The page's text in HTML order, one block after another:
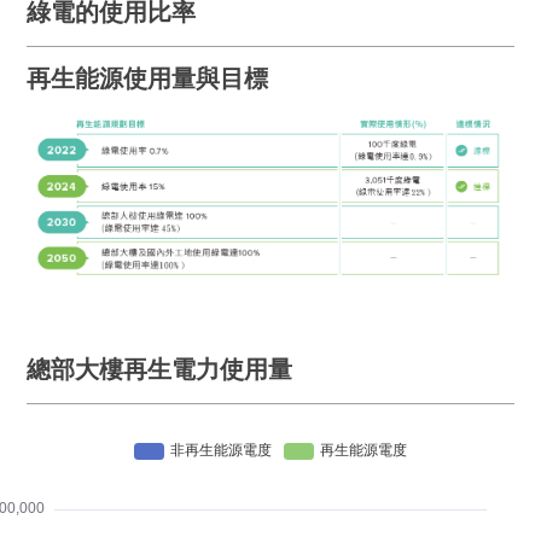
綠電的使用比率
再生能源使用量與目標
總部大樓再生電力使用量